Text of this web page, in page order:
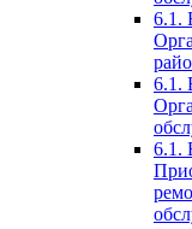
6.1.
6.1.
6.1.